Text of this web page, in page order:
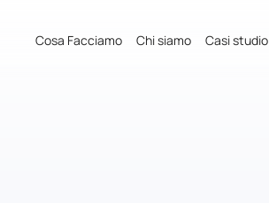
Cosa Facciamo Chi siamo Casi studio